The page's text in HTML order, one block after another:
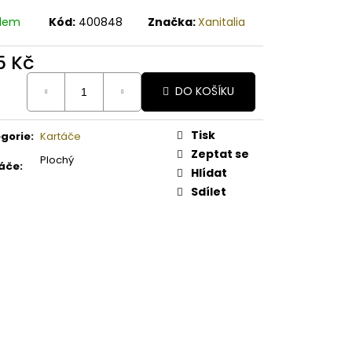
Kód: 400848 Značka:Xanitalia
Kč
DO KOŠÍKU
: Kartáče
: Plochý
Tisk
Zeptat se
Hlídat
Sdílet
MELOUN ORGANICKÉ
BAMBUCKÉ MÁSLO